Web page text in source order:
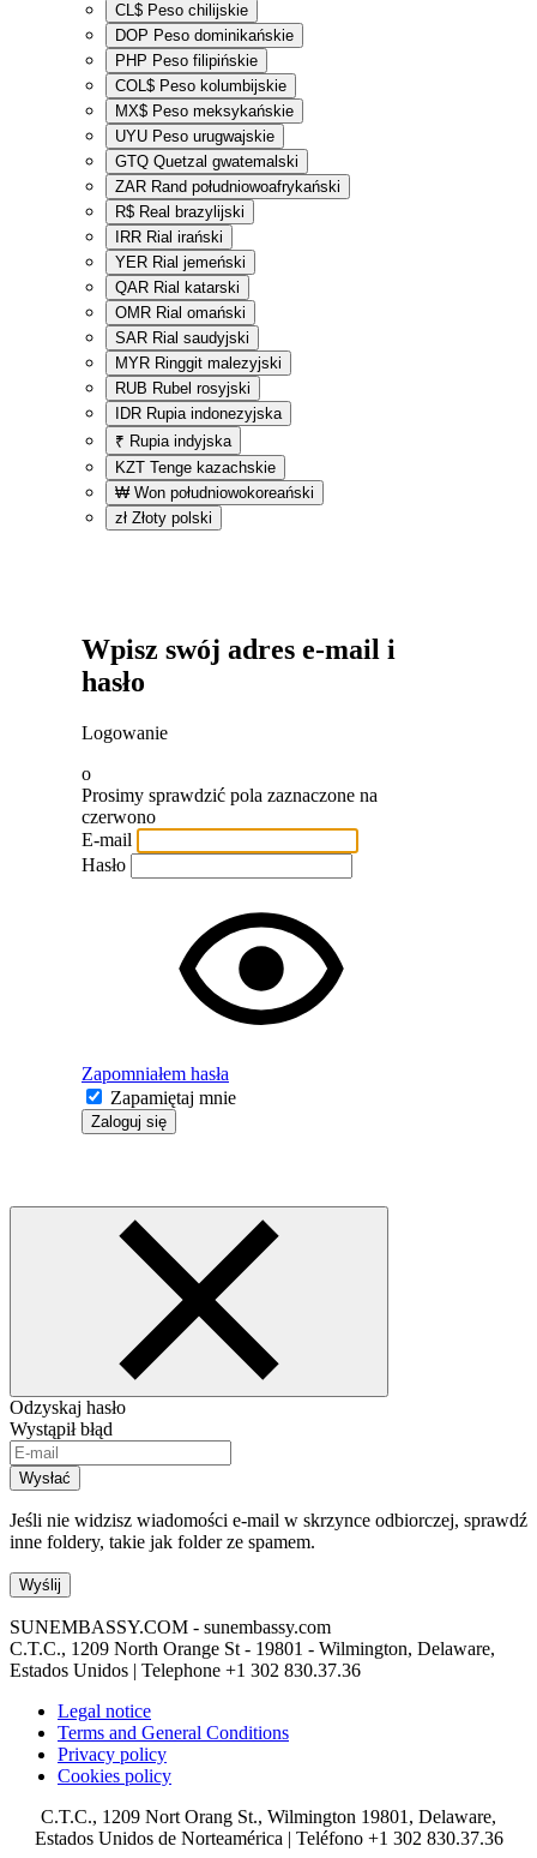
CL$ Peso chilijskie
DOP Peso dominikańskie
PHP Peso filipińskie
COL$ Peso kolumbijskie
MX$ Peso meksykańskie
UYU Peso urugwajskie
GTQ Quetzal gwatemalski
ZAR Rand południowoafrykański
R$ Real brazylijski
IRR Rial irański
YER Rial jemeński
QAR Rial katarski
OMR Rial omański
SAR Rial saudyjski
MYR Ringgit malezyjski
RUB Rubel rosyjski
IDR Rupia indonezyjska
₹ Rupia indyjska
KZT Tenge kazachskie
₩ Won południowokoreański
zł Złoty polski
Wpisz swój adres e-mail i
hasło
Logowanie
o
Prosimy sprawdzić pola zaznaczone na
czerwono
E-mail
Hasło
Zapomniałem hasła
Zapamiętaj mnie
Zaloguj się
Odzyskaj hasło
Wystąpił błąd
Wysłać
Jeśli nie widzisz wiadomości e-mail w skrzynce odbiorczej, sprawdź
inne foldery, takie jak folder ze spamem.
Wyślij
SUNEMBASSY.COM - sunembassy.com
C.T.C., 1209 North Orange St - 19801 - Wilmington, Delaware,
Estados Unidos | Telephone +1 302 830.37.36
Legal notice
Terms and General Conditions
Privacy policy
Cookies policy
C.T.C., 1209 Nort Orang St., Wilmington 19801, Delaware,
Estados Unidos de Norteamérica | Teléfono +1 302 830.37.36